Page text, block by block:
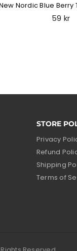
Nordic Blue Berry
Regular
59 kr
STORE
Privacy
Refund
Shipping
Terms of